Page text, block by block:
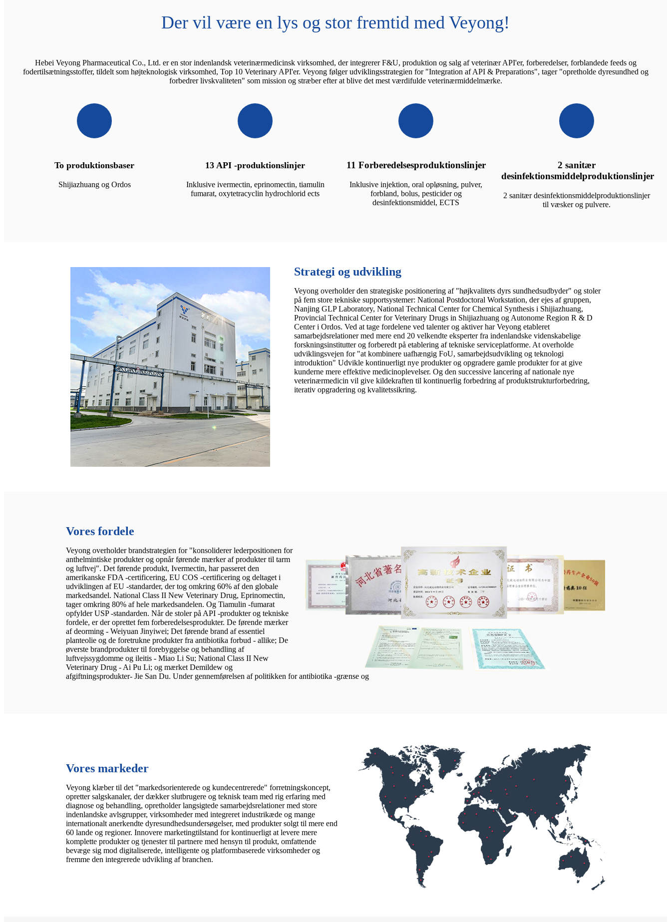
Der vil være en lys og stor fremtid med Veyong!
Hebei Veyong Pharmaceutical Co., Ltd. er en stor indenlandsk veterinærmedicinsk virksomhed, der integrerer F&U, produktion og salg af veterinær API'er, forberedelser, forblandede feeds og
fodertilsætningsstoffer, tildelt som højteknologisk virksomhed, Top 10 Veterinary API'er. Veyong følger udviklingsstrategien for "Integration af API & Preparations", tager "opretholde dyresundhed og
forbedrer livskvaliteten" som mission og stræber efter at blive det mest værdifulde veterinærmiddelmærke.
To produktionsbaser
Shijiazhuang og Ordos
13 API -produktionslinjer
Inklusive ivermectin, eprinomectin, tiamulin
fumarat, oxytetracyclin hydrochlorid ects
11 Forberedelsesproduktionslinjer
Inklusive injektion, oral opløsning, pulver,
forbland, bolus, pesticider og
desinfektionsmiddel, ECTS
2 sanitær
desinfektionsmiddelproduktionslinjer
2 sanitær desinfektionsmiddelproduktionslinjer
til væsker og pulvere.
Strategi og udvikling
Veyong overholder den strategiske positionering af "højkvalitets dyrs sundhedsudbyder" og stoler
på fem store tekniske supportsystemer: National Postdoctoral Workstation, der ejes af gruppen,
Nanjing GLP Laboratory, National Technical Center for Chemical Synthesis i Shijiazhuang,
Provincial Technical Center for Veterinary Drugs in Shijiazhuang og Autonome Region R & D
Center i Ordos. Ved at tage fordelene ved talenter og aktiver har Veyong etableret
samarbejdsrelationer med mere end 20 velkendte eksperter fra indenlandske videnskabelige
forskningsinstitutter og forberedt på etablering af tekniske serviceplatforme. At overholde
udviklingsvejen for "at kombinere uafhængig FoU, samarbejdsudvikling og teknologi
introduktion" Udvikle kontinuerligt nye produkter og opgradere gamle produkter for at give
kunderne mere effektive medicinoplevelser. Og den successive lancering af nationale nye
veterinærmedicin vil give kildekraften til kontinuerlig forbedring af produktstrukturforbedring,
iterativ opgradering og kvalitetssikring.
Vores fordele
Veyong overholder brandstrategien for "konsoliderer lederpositionen for
anthelmintiske produkter og opnår førende mærker af produkter til tarm
og luftvej". Det førende produkt, Ivermectin, har passeret den
amerikanske FDA -certificering, EU COS -certificering og deltaget i
udviklingen af ​​EU -standarder, der tog omkring 60% af den globale
markedsandel. National Class II New Veterinary Drug, Eprinomectin,
tager omkring 80% af hele markedsandelen. Og Tiamulin -fumarat
opfylder USP -standarden. Når de stoler på API -produkter og tekniske
fordele, er der oprettet fem forberedelsesprodukter. De førende mærker
af deorming - Weiyuan Jinyiwei; Det førende brand af essentiel
planteolie og de foretrukne produkter fra antibiotika forbud - allike; De
øverste brandprodukter til forebyggelse og behandling af
luftvejssygdomme og ileitis - Miao Li Su; National Class II New
Veterinary Drug - Ai Pu Li; og mærket Demildew og
afgiftningsprodukter- Jie San Du. Under gennemførelsen af ​​politikken for antibiotika -grænse og
Vores markeder
Veyong klæber til det "markedsorienterede og kundecentrerede" forretningskoncept,
opretter salgskanaler, der dækker slutbrugere og teknisk team med rig erfaring med
diagnose og behandling, opretholder langsigtede samarbejdsrelationer med store
indenlandske avlsgrupper, virksomheder med integreret industrikæde og mange
internationalt anerkendte dyresundhedsundersøgelser, med produkter solgt til mere end
60 lande og regioner. Innovere marketingtilstand for kontinuerligt at levere mere
komplette produkter og tjenester til partnere med hensyn til produkt, omfattende
bevæge sig mod digitaliserede, intelligente og platformbaserede virksomheder og
fremme den integrerede udvikling af branchen.